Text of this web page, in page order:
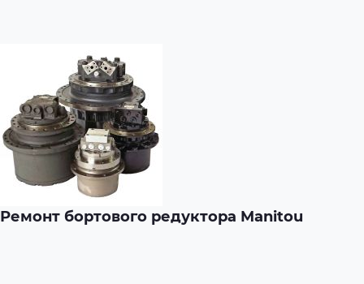
Ремонт бортового редуктора Manitou